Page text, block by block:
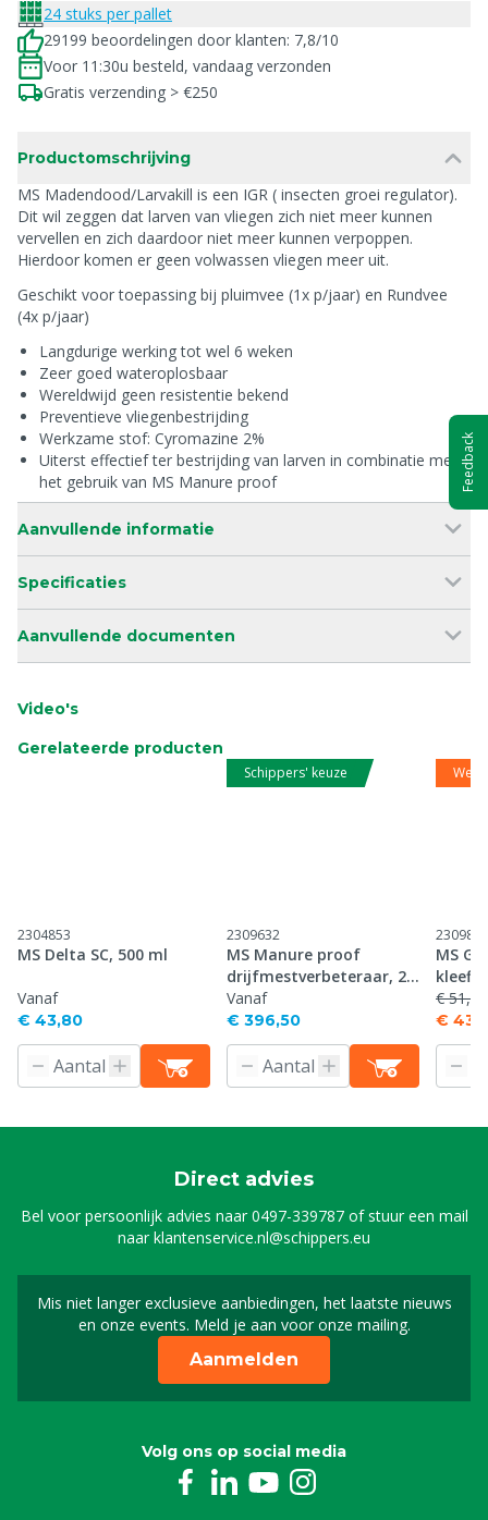
24 stuks per pallet
29199 beoordelingen door klanten: 7,8/10
Voor 11:30u besteld, vandaag verzonden
Gratis verzending > €250
Productomschrijving
MS Madendood/Larvakill is een IGR ( insecten groei regulator).
Dit wil zeggen dat larven van vliegen zich niet meer kunnen
vervellen en zich daardoor niet meer kunnen verpoppen.
Hierdoor komen er geen volwassen vliegen meer uit.
Geschikt voor toepassing bij pluimvee (1x p/jaar) en Rundvee
(4x p/jaar)
Langdurige werking tot wel 6 weken
Zeer goed wateroplosbaar
Wereldwijd geen resistentie bekend
Preventieve vliegenbestrijding
Werkzame stof: Cyromazine 2%
Uiterst effectief ter bestrijding van larven in combinatie met
het gebruik van MS Manure proof
Aanvullende informatie
Specificaties
Aanvullende documenten
Video's
Gerelateerde producten
2304853
MS Delta SC, 500 ml
Vanaf
€ 43,80
Schippers' keuze
2309632
MS Manure proof
drijfmestverbeteraar, 25
kg
Vanaf
€ 396,50
Web
2309849
MS
€ 51,50
€
Direct advies
Bel voor persoonlijk advies naar0497-339787of stuur een mail
naarklantenservice.nl@schippers.eu
Mis niet langer exclusieve aanbiedingen, het laatste nieuws
en onze events. Meld je aan voor onze mailing.
Schrijf je in voor onze
Aanmelden
Volg ons op social media
Feedback